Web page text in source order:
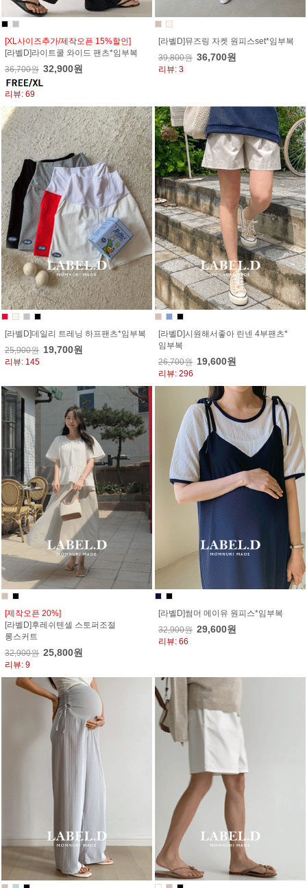
[XL사이즈추가/제작오픈 15%할인]
[라벨D]라이트쿨 와이드 팬츠*임부복
36,700원 32,900원
리뷰: 69
[라벨D]뮤즈링 자켓 원피스set*임부복
39,800원 36,700원
리뷰: 3
[라벨D]데일리 트레닝 하프팬츠*임부복
25,900원 19,700원
리뷰: 145
[라벨D]시원해서좋아 린넨 4부팬츠*
임부복
26,700원 19,600원
리뷰: 296
[제작오픈 20%]
[라벨D]후레쉬텐셀 스토퍼조절
롱스커트
32,900원 25,800원
리뷰: 9
[라벨D]썸머 메이유 원피스*임부복
32,900원 29,600원
리뷰: 66